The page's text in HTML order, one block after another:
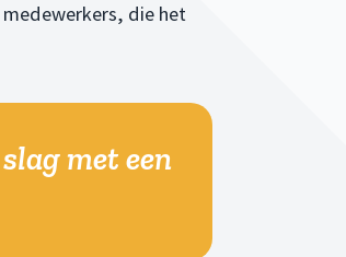
die het
met een